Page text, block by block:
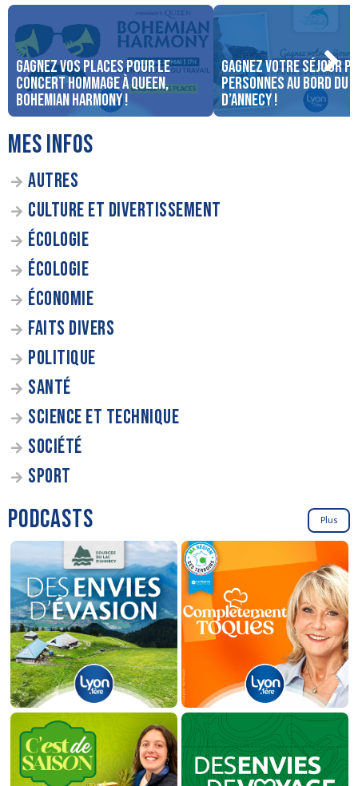
Gagnez vos places pour le
concert Hommage à Queen,
Bohemian Harmony !
Gagnez votre séjour
personnes au bord du
d’Annecy !
MES INFOS
AUTRES
CULTURE ET DIVERTISSEMENT
ÉCOLOGIE
ÉCOLOGIE
ÉCONOMIE
FAITS DIVERS
POLITIQUE
SANTÉ
SCIENCE ET TECHNIQUE
SOCIÉTÉ
SPORT
PODCASTS Plus